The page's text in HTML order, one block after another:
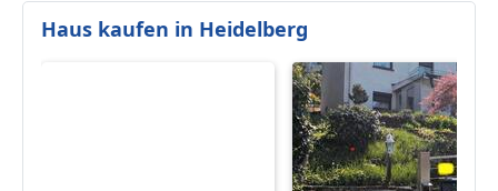
Haus kaufen in Heidelberg